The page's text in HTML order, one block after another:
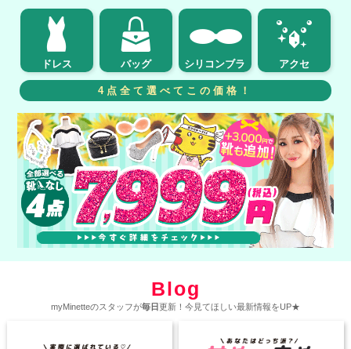
ドレス バッグ シリコンブラ アクセ
4点全て選べてこの価格！
Blog
myMinetteのスタッフが毎日更新！今見てほしい最新情報をUP★